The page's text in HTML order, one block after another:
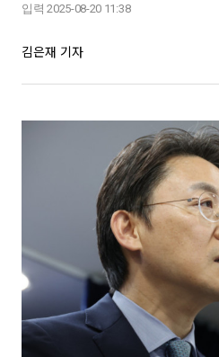
입력 2025-08-20 11:38
김은재 기자